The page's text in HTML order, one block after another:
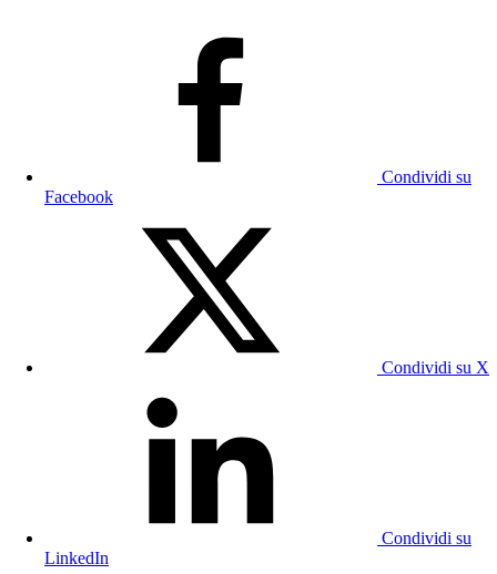
Condividi su
Facebook
Condividi su X
Condividi su
LinkedIn